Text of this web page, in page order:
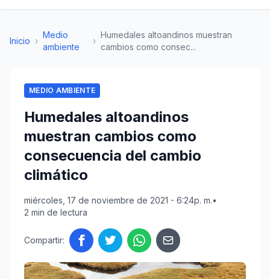
Inicio ›
Medio
ambiente
›
Humedales altoandinos muestran
cambios como consec...
MEDIO AMBIENTE
Humedales altoandinos
muestran cambios como
consecuencia del cambio
climático
miércoles, 17 de noviembre de 2021 - 6:24p. m.•
2 min de lectura
Compartir: